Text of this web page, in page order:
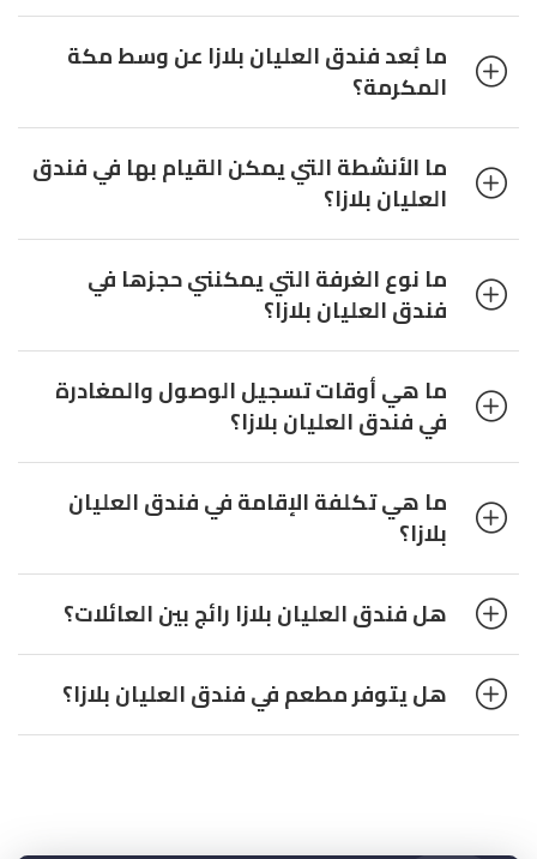
ما بُعد فندق العليان بلازا عن وسط مكة
المكرمة؟
ما الأنشطة التي يمكن القيام بها في فندق
العليان بلازا؟
ما نوع الغرفة التي يمكنني حجزها في
فندق العليان بلازا؟
ما هي أوقات تسجيل الوصول والمغادرة
في فندق العليان بلازا؟
ما هي تكلفة الإقامة في فندق العليان
بلازا؟
هل فندق العليان بلازا رائج بين العائلات؟
هل يتوفر مطعم في فندق العليان بلازا؟